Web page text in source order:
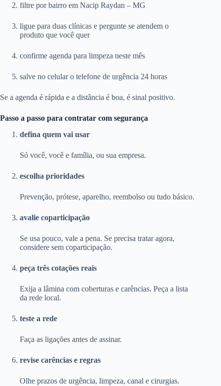
filtre por bairro em Nacip Raydan – MG
ligue para duas clínicas e pergunte se atendem o
produto que você quer
confirme agenda para limpeza neste mês
salve no celular o telefone de urgência 24 horas
Se a agenda é rápida e a distância é boa, é sinal positivo.
Passo a passo para contratar com segurança
defina quem vai usar
Só você, você e família, ou sua empresa.
escolha prioridades
Prevenção, prótese, aparelho, reembolso ou tudo básico.
avalie coparticipação
Se usa pouco, vale a pena. Se precisa tratar agora,
considere sem coparticipação.
peça três cotações reais
Exija a lâmina com coberturas e carências. Peça a lista
da rede local.
teste a rede
Faça as ligações antes de assinar.
revise carências e regras
Olhe prazos de urgência, limpeza, canal e cirurgias.